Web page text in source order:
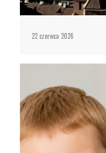
22 czerwca 2026